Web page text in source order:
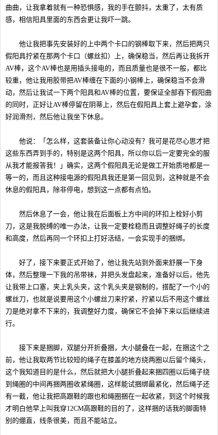
曲曲，让我拿着就有一种恐惧感，我的手在颤抖，太重了，太有质
感，相信阳具里面的东西会更让我吓一跳。
他让我把事先安装好的上中两个卡口的钢棒取下来，然后把两只
假阳具拧紧在那两个卡口（螺丝扣）上，确保稳当，然后再让我拆开
AV棒，这个AV棒也是用插头接电的，而且质量也是很不一般，都比
较重，他让我用胶带把AV棒缠在下面的小钢棒上，确保稳当不会滑
动，然后让我试一下两个阳具和AV棒的位置，要保证全部吞下假阳曲
的同时，正好让AV棒停留在阴蒂上，然后在假阳具上套上避孕套，涂
好润滑剂，然后他让我坐下休息。
他说：「怎么样，这套装备让你心动没有？我可是花尽心思才把
这些东西弄到手的，特别是这两个阳具，所以你以后一定要完全的服
从我才能报答我！」确实，这两个假阳具无论是做工开始质地都是一
等一的，而且这种接电源的假阳具我还是第一回见到，这种就是不会
休息的假阳具，除非停电，想到这一点都有点怕。
然后休息了一会，他让我在后面板上方中间的环扣上栓好小剪
刀，这是我脱缚的唯一办法，让我一定要栓稳而且调整好绳子的长度
和高度，然后再同一个环扣上打好活结，一会实现手的捆绑。
好了，接下来要正式开始了，他让我先站到外面来舒展一下身
体，然后整理一下我的吊带袜，并把头发盘起来，准备好以后，他先
让我带上口塞，夹上乳头夹，这个乳头夹是钢制的，搭配了一个小的
螺丝刀，也就是说要用这个小螺丝刀来拧紧，拧紧以后不用这个螺丝
刀是绝对拿不下来的，我调整好力度，确保它不会掉下来以后继续进
行。
接下来是捆脚，双腿分开折叠捆，大小腿叠在一起，在捆这个之
前，他让我取两节比较短的绳子在膝盖的地方绕两圈以后留个绳头，
这个我知道目的是什么，然后就把大小腿折叠起来捆四圈以后绳子绕
到绳圈的中间再捆两圈收紧绳圈，这样能试捆绑最紧化，然后绳子还
有一截，他让我把高跟鞋的跟也和绳圈捆在一起收紧，到这个时候我
才明白他早上叫我穿12CM高跟鞋的目的了，这样捆的话我的脚面特
别的绷直，线条很美，而且不能站立。